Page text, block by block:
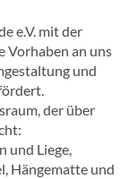
e.V. mit der
Vorhaben an uns
und
der über
und Liege,
Hängematte und